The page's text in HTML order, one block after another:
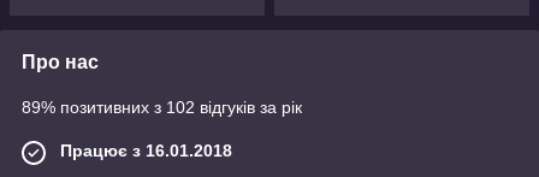
Про нас
89% позитивних з 102 відгуків за рік
Працює з 16.01.2018